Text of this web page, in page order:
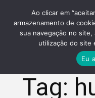
Tag:
Ao clicar em
armazenamento de
sua navegação no
utilização do site
Eu